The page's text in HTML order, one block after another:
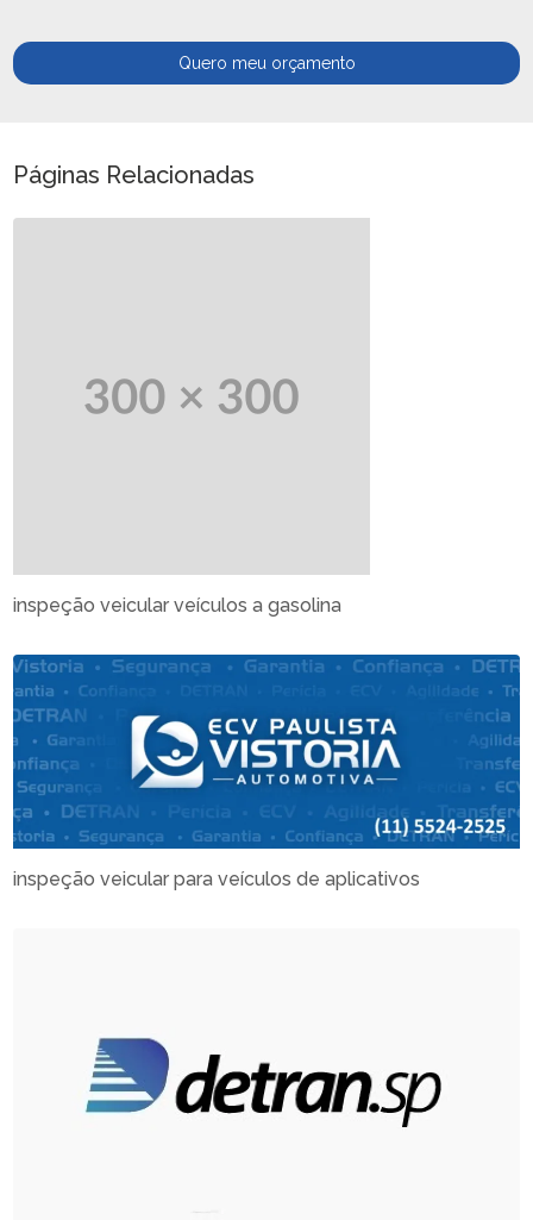
Quero meu orçamento
Páginas Relacionadas
inspeção veicular veículos a gasolina
inspeção veicular para veículos de aplicativos